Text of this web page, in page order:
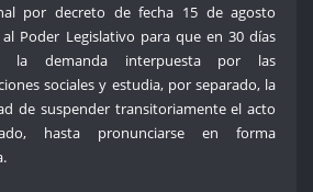
por decreto de fecha 15 de agosto
Poder Legislativo para que en 30 días
la demanda interpuesta por las
sociales y estudia, por separado, la
de suspender transitoriamente el acto
hasta pronunciarse en forma